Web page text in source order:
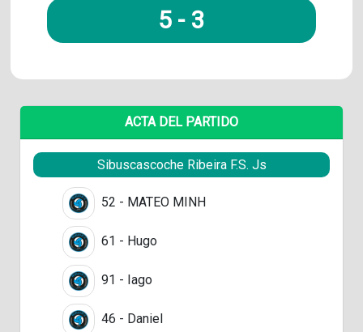
5 - 3
ACTA DEL PARTIDO
Sibuscascoche Ribeira F.S. Js
52 - MATEO MINH
61 - Hugo
91 - Iago
46 - Daniel